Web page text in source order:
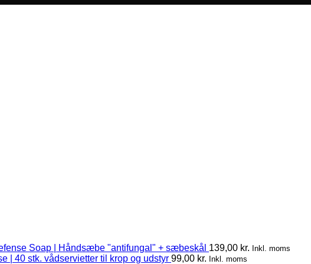
Soap | Håndsæbe "antifungal" + sæbeskål 139,00 kr. Inkl. moms
| 40 stk. vådservietter til krop og udstyr 99,00 kr. Inkl. moms